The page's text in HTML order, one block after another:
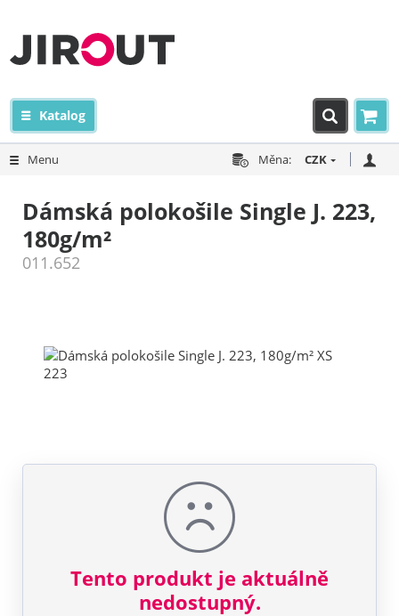
Katalog
Menu Měna: CZK
Dámská polokošile Single J. 223,
180g/m²
011.652
Tento produkt je aktuálně
nedostupný.